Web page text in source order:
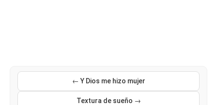
← Y Dios me hizo mujer
Textura de sueño →